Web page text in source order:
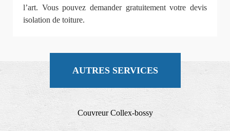
l’art. Vous pouvez demander gratuitement votre devis
isolation de toiture.
AUTRES SERVICES
Couvreur Collex-bossy